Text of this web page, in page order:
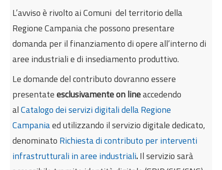
L’avviso è rivolto ai Comuni del territorio della
Regione Campania che possono presentare
domanda per il finanziamento di opere all’interno di
aree industriali e di insediamento produttivo.
Le domande del contributo dovranno essere
presentateesclusivamente on lineaccedendo
alCatalogo dei servizi digitali della Regione
Campaniaed utilizzando il servizio digitale dedicato,
denominato Richiesta di contributo per interventi
infrastrutturali in aree industriali.Il servizio sarà